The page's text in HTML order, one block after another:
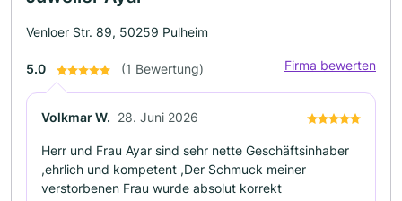
Venloer Str. 89, 50259 Pulheim
5.0 (1 Bewertung) Firma bewerten
Volkmar W. 28. Juni 2026
Herr und Frau Ayar sind sehr nette Geschäftsinhaber
,ehrlich und kompetent ,Der Schmuck meiner
verstorbenen Frau wurde absolut korrekt